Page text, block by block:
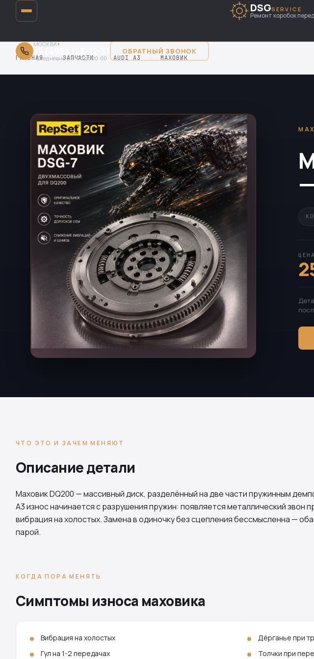
DSGSERVICE
Ремонт коробок
МОСКВА▾
Ежедневно с 9:00 до 20:00
ОБРАТНЫЙ ЗВОНОК
ГЛАВНАЯ › ЗАПЧАСТИ › AUDI A3 МАХОВИК
ЧТО ЭТО И ЗАЧЕМ МЕНЯЮТ
Описание детали
МаховикDQ200 — массивный диск, разделённый на две части пружинным
A3 износ начинается с разрушения пружин: появляется металлический звон
вибрация на холостых. Замена в одиночку без сцепления бессмысленна — оба
парой.
КОГДА ПОРА МЕНЯТЬ
Симптомы износа маховика
Вибрация на холостых
Дёрганье при
Гул на 1-2 передачах
Толчки при